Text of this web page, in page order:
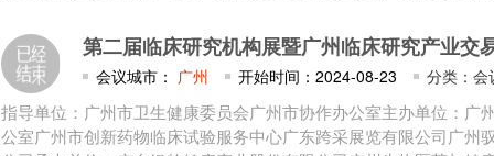
第二届临床研究机构展暨广州临床研究产业交
会议城市： 广州 开始时间：2024-08-23 分类：会
指导单位：广州市卫生健康委员会广州市协作办公室主办单位：广
公室广州市创新药物临床试验服务中心广东跨采展览有限公司广州